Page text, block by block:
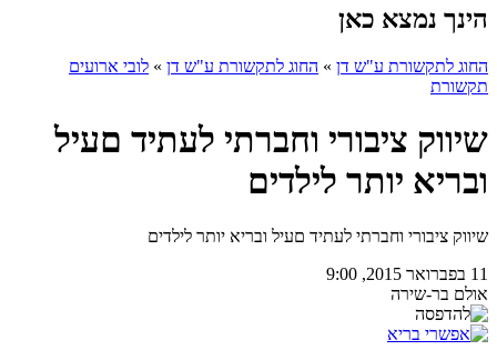
הינך נמצא כאן
החוג לתקשורת ע"ש דן » החוג לתקשורת ע"ש דן » לובי ארועים
תקשורת
שיווק ציבורי וחברתי לעתיד םעיל
ובריא יותר לילדים
שיווק ציבורי וחברתי לעתיד םעיל ובריא יותר לילדים
11 בפברואר 2015, 9:00
אולם בר-שירה